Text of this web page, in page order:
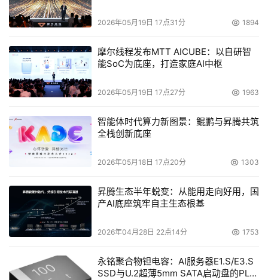
2026年05月19日 17点31分 1894
摩尔线程发布MTT AICUBE：以自研智
能SoC为底座，打造家庭AI中枢
2026年05月19日 17点27分 1963
智能体时代算力新图景：鲲鹏与昇腾共筑
全栈创新底座
2026年05月18日 17点20分 1303
昇腾生态半年蜕变：从能用走向好用，国
产AI底座筑牢自主生态根基
2026年04月28日 22点14分 1753
永铭聚合物钽电容：AI服务器E1.S/E3.S
SSD与U.2超薄5mm SATA启动盘的PLP